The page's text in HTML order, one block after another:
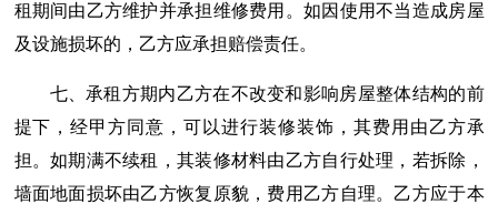
租期间由乙方维护并承担维修费用。如因使用不当造成房屋
及设施损坏的，乙方应承担赔偿责任。
七、承租方期内乙方在不改变和影响房屋整体结构的前
提下，经甲方同意，可以进行装修装饰，其费用由乙方承
担。如期满不续租，其装修材料由乙方自行处理，若拆除，
墙面地面损坏由乙方恢复原貌，费用乙方自理。乙方应于本